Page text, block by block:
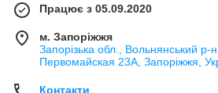
Працює з 05.09.2020
м. Запоріжжя
Запорізька обл., Вольнянський р-
Первомайская 23А, Запоріжжя,
Контакти